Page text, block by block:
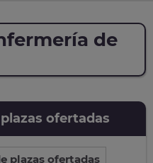
de
ofertadas
plazas ofertadas